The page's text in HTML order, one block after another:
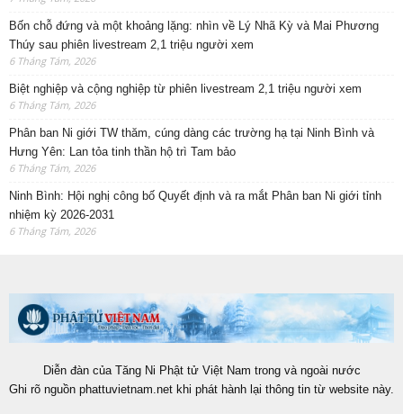
Bốn chỗ đứng và một khoảng lặng: nhìn về Lý Nhã Kỳ và Mai Phương
Thúy sau phiên livestream 2,1 triệu người xem
6 Tháng Tám, 2026
Biệt nghiệp và cộng nghiệp từ phiên livestream 2,1 triệu người xem
6 Tháng Tám, 2026
Phân ban Ni giới TW thăm, cúng dàng các trường hạ tại Ninh Bình và
Hưng Yên: Lan tỏa tinh thần hộ trì Tam bảo
6 Tháng Tám, 2026
Ninh Bình: Hội nghị công bố Quyết định và ra mắt Phân ban Ni giới tỉnh
nhiệm kỳ 2026-2031
6 Tháng Tám, 2026
Diễn đàn của Tăng Ni Phật tử Việt Nam trong và ngoài nước
Ghi rõ nguồn phattuvietnam.net khi phát hành lại thông tin từ website này.